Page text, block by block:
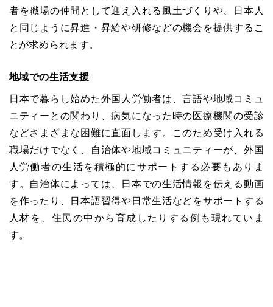
者を職場の仲間として迎え入れる風土づくりや、日本人
と同じように昇進・昇給や研修などの機会を提供するこ
とが求められます。
地域での生活支援
日本で暮らし始めた外国人労働者は、言語や地域コミュ
ニティーとの関わり、病気になった時の医療機関の受診
などさまざまな困難に直面します。このため受け入れる
職場だけでなく、自治体や地域コミュニティーが、外国
人労働者の生活を積極的にサポートする必要もありま
す。自治体によっては、日本での生活情報を伝える動画
を作ったり、日本語習得や日常生活などをサポートする
人材を、住民の中から育成したりする例も現れていま
す。